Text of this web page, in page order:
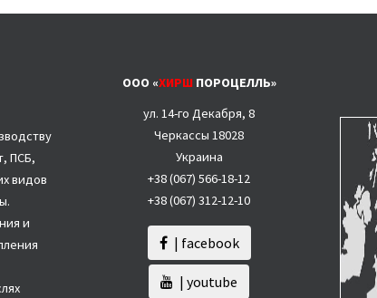
ПСБ,
видов
и
ООО «ХИРШПОРОЦЕЛЛЬ»
ул. 14-го Декабря, 8
Черкассы 18028
Украина
+38 (067)566-18-12
+38 (067) 312-12-10
| facebook
| youtube